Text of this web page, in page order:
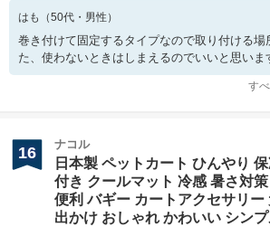
はも （50代・ 男性 ）
巻き付けて固定するタイプなので取り付ける場
た、使わないときはしまえるのでいいと思いま
す
16 ナコル
日本製 ペットカート ひんやり
付き クールマット 冷感 暑さ対
便利 バギー カートアクセサリー
出かけ おしゃれ かわいい シン